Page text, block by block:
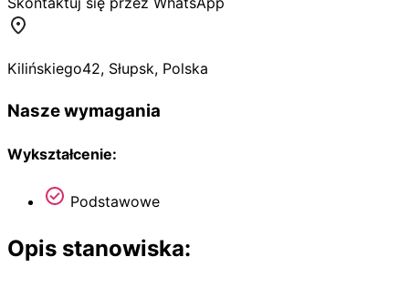
Kilińskiego42, Słupsk, Polska
Nasze wymagania
Wykształcenie:
Podstawowe
Opis stanowiska: